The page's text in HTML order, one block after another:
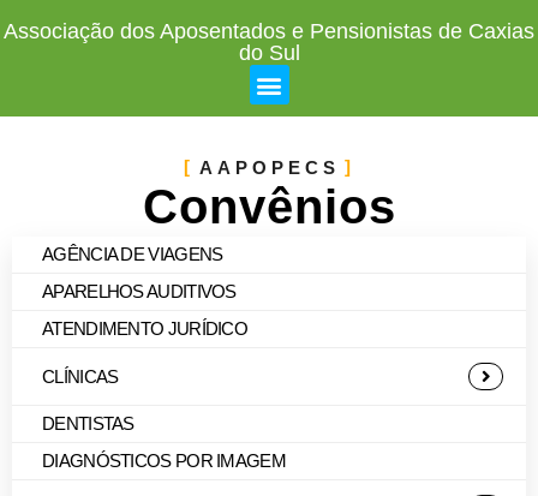
Associação dos Aposentados e Pensionistas de Caxias
do Sul
AAPOPECS
Convênios
AGÊNCIA DE VIAGENS
APARELHOS AUDITIVOS
ATENDIMENTO JURÍDICO
CLÍNICAS
DENTISTAS
DIAGNÓSTICOS POR IMAGEM